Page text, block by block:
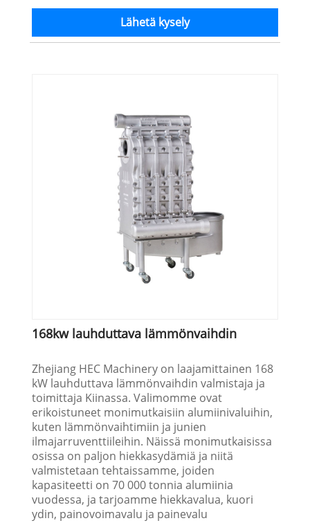
Lähetä kysely
168kw lauhduttava lämmönvaihdin
Zhejiang HEC Machinery on laajamittainen 168
kW lauhduttava lämmönvaihdin valmistaja ja
toimittaja Kiinassa. Valimomme ovat
erikoistuneet monimutkaisiin alumiinivaluihin,
kuten lämmönvaihtimiin ja junien
ilmajarruventtiileihin. Näissä monimutkaisissa
osissa on paljon hiekkasydämiä ja niitä
valmistetaan tehtaissamme, joiden
kapasiteetti on 70 000 tonnia alumiinia
vuodessa, ja tarjoamme hiekkavalua, kuori
ydin, painovoimavalu ja painevalu